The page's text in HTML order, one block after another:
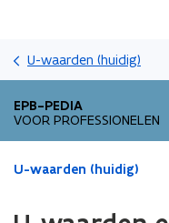
U-waarden (huidig)
EPB-PEDIA
VOOR PROFESSIONELEN
Gedaan
U-waarden (huidig)